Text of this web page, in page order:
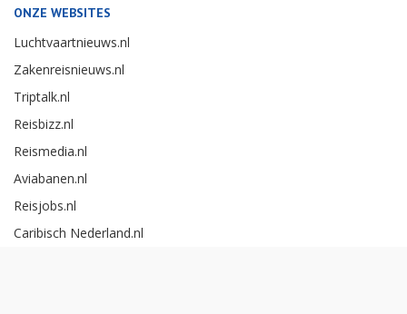
ONZE WEBSITES
Luchtvaartnieuws.nl
Zakenreisnieuws.nl
Triptalk.nl
Reisbizz.nl
Reismedia.nl
Aviabanen.nl
Reisjobs.nl
Caribisch Nederland.nl